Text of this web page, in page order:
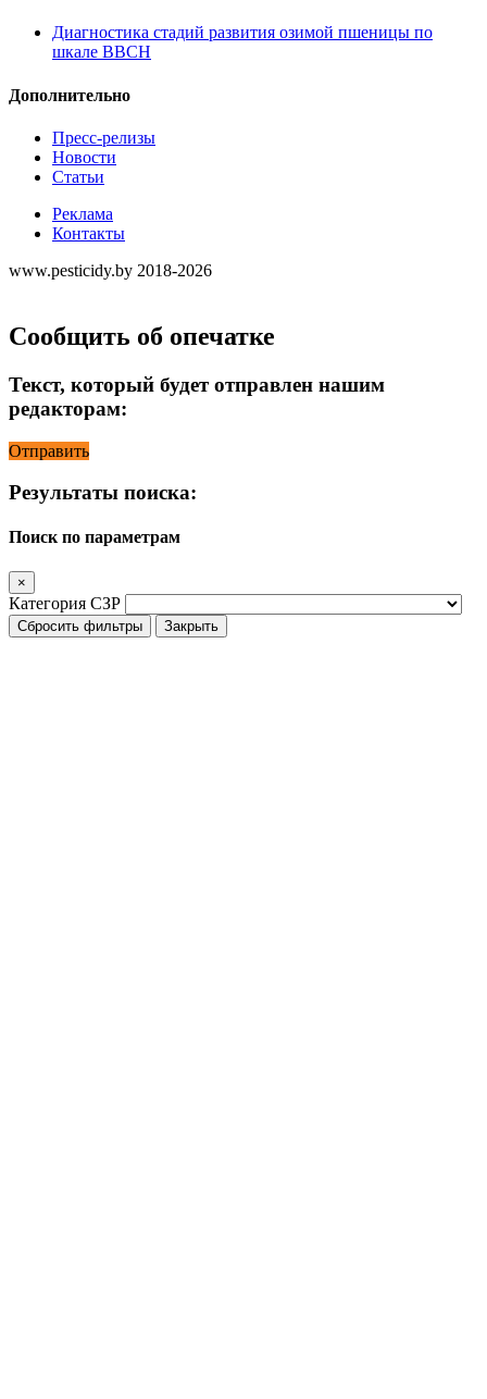
Диагностика стадий развития озимой пшеницы по
шкале ВВСН
Дополнительно
Пресс-релизы
Новости
Статьи
Реклама
Контакты
www.pesticidy.by 2018-2026
Сообщить об опечатке
Текст, который будет отправлен нашим
редакторам:
Отправить
Результаты поиска:
Поиск по параметрам
×
Категория СЗР
Сбросить фильтры Закрыть